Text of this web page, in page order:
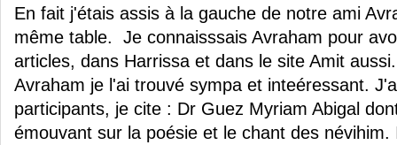
En fait j'étais assis à la gauche de notre ami
même table. Je connaisssais Avraham pour
articles, dans Harrissa et dans le site Amit
Avraham je l'ai trouvé sympa et inteéressant.
participants, je cite : Dr Guez Myriam Abigal
émouvant sur la poésie et le chant des névihim.